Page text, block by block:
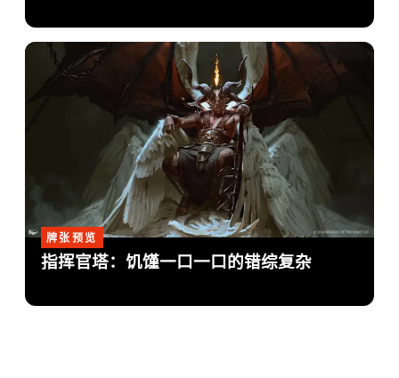
牌张预览
指挥官塔：饥馑一口一口的错综复杂